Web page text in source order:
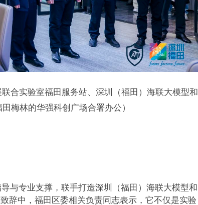
合实验室福田服务站、深圳（福田）海联大模型和
梅林的华强科创广场合署办公）
与专业支撑，联手打造深圳（福田）海联大模型和
辞中，福田区委相关负责同志表示，它不仅是实验